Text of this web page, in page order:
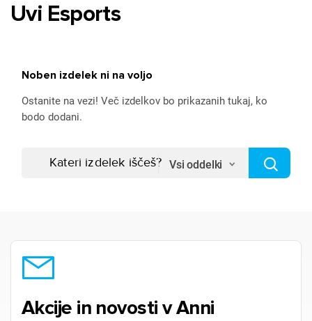
Uvi Esports
Noben izdelek ni na voljo
Ostanite na vezi! Več izdelkov bo prikazanih tukaj, ko
bodo dodani.
Vsi oddelki
Akcije in novosti v Anni